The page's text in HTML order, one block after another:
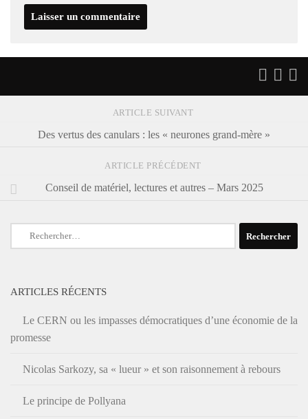
ARTICLE SUIVANT
Des vertus des canulars : les « neurones grand-mère »
ARTICLE PRÉCÉDENT
Conseil de matériel, lectures et autres – Mars 2025
Rechercher :
ARTICLES RÉCENTS
Le CERN ou les impasses démocratiques d’une économie de la
promesse
Nicolas Sarkozy, sa « lueur » et son raisonnement à rebours
Le principe de Pollyana